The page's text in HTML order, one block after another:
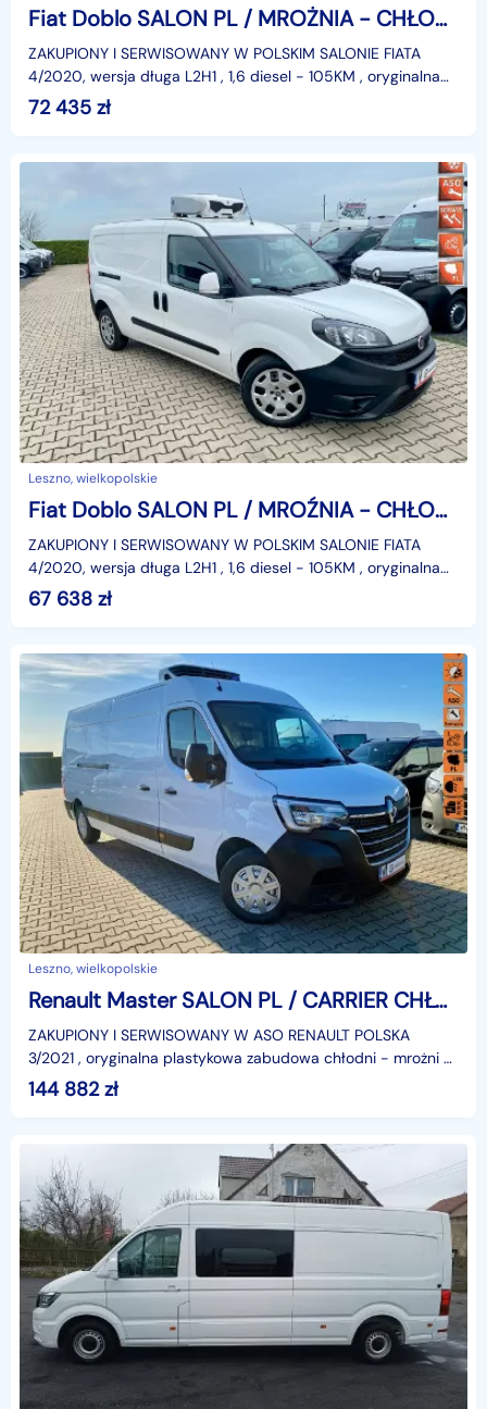
Fiat Doblo SALON PL / MROŻNIA - CHŁODNIA -20st.C / DŁUGI / 95 tys.km / GWARANCJ
ZAKUPIONY I SERWISOWANY W POLSKIM SALONIE FIATA
4/2020, wersja długa L2H1 , 1,6 diesel - 105KM , oryginalna
plastykowa zabudowa chłodni - mrożni od -20st.C do
72 435 zł
Leszno, wielkopolskie
Fiat Doblo SALON PL / MROŹNIA - CHŁODNIA -20st.C / DŁUGI / 133 tys.km / GWARANC
ZAKUPIONY I SERWISOWANY W POLSKIM SALONIE FIATA
4/2020, wersja długa L2H1 , 1,6 diesel - 105KM , oryginalna
plastykowa zabudowa chłodni - mrożni od -20st.C do
67 638 zł
Leszno, wielkopolskie
Renault Master SALON PL / CARRIER CHŁODNIA - MROŻNIA -15st.C / PRĄD 220V / 104 tys.
ZAKUPIONY I SERWISOWANY W ASO RENAULT POLSKA
3/2021 , oryginalna plastykowa zabudowa chłodni - mrożni +
agregat firmy CARRIER XARIOS VMAX 300 od -15st.C do + 20
144 882zł